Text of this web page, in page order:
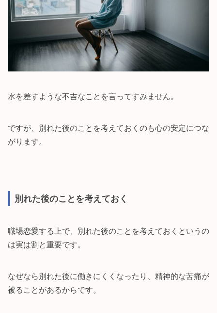
水を差すような不吉なことを言ってすみません。
ですが、別れた後のことを考えておくのも心の安定につな
がります。
別れた後のことを考えておく
職場恋愛する上で、別れた後のことを考えておくというの
は実は割と重要です。
なぜなら別れた後に働きにくくなったり、精神的な苦痛が
被ることがあるからです。